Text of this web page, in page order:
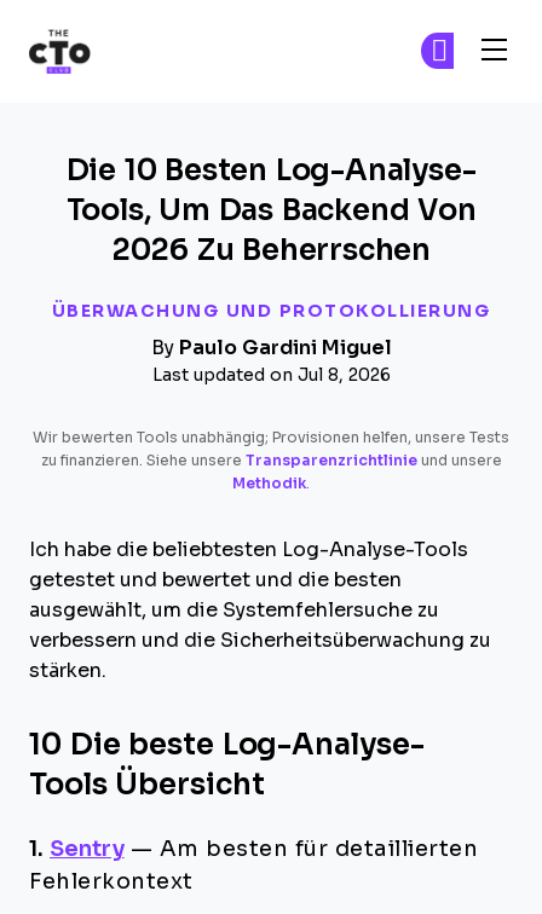
ÜBERWACHUNG UND PROTOKOLLIERUNG
Die 10 Besten Log-Analyse-
Tools, Um Das Backend Von
2026 Zu Beherrschen
By Paulo Gardini Miguel
Last updated on Jul 8, 2026
Wir bewerten Tools unabhängig; Provisionen helfen, unsere Tests
zu finanzieren. Siehe unsere Transparenzrichtlinieund unsere
Methodik.
Ich habe die beliebtesten Log-Analyse-Tools
getestet und bewertet und die besten
ausgewählt, um die Systemfehlersuche zu
verbessern und die Sicherheitsüberwachung zu
stärken.
10 Die beste Log-Analyse-
Tools Übersicht
1. Sentry — Am besten für detaillierten
Fehlerkontext